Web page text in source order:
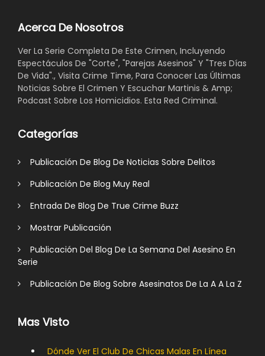
Acerca De Nosotros
Ver La Serie Completa De Este Crimen, Incluyendo
Espectáculos De "Corte", "Parejas Asesinos" Y "Tres Días
De Vida"., Visita Crime Time, Para Conocer Las Últimas
Noticias Sobre El Crimen Y Escuchar Martinis & Amp;
Podcast Sobre Los Homicidios. Esta Red Criminal.
Categorías
Publicación De Blog De Noticias Sobre Delitos
Publicación De Blog Muy Real
Entrada De Blog De True Crime Buzz
Mostrar Publicación
Publicación Del Blog De La Semana Del Asesino En
Serie
Publicación De Blog Sobre Asesinatos De La A A La Z
Mas Visto
Dónde Ver El Club De Chicas Malas En Línea